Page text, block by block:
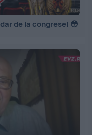
de la congrese! 😳